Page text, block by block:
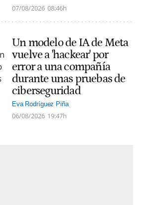
07/08/2026 08:46h
Un modelo de IA de Meta
vuelve a 'hackear' por
error a una compañía
durante unas pruebas de
ciberseguridad
Eva Rodríguez Piña
06/08/2026 19:47h